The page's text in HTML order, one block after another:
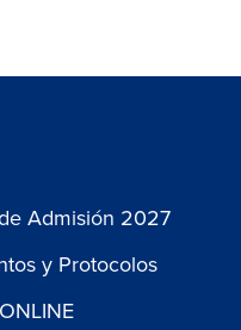
Admisión 2027
y Protocolos